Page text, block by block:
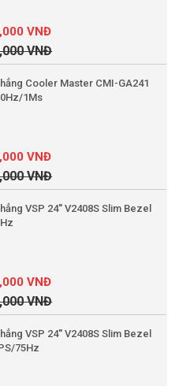
VNĐ
VNĐ
Cooler Master CMI-GA241
1Ms
VNĐ
VNĐ
VSP 24'' V2408S Slim Bezel
VNĐ
VNĐ
VSP 24'' V2408S Slim Bezel
75Hz